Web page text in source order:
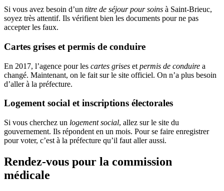
Si vous avez besoin d’un titre de séjour pour soins à Saint-Brieuc,
soyez très attentif. Ils vérifient bien les documents pour ne pas
accepter les faux.
Cartes grises et permis de conduire
En 2017, l’agence pour les cartes grises et permis de conduire a
changé. Maintenant, on le fait sur le site officiel. On n’a plus besoin
d’aller à la préfecture.
Logement social et inscriptions électorales
Si vous cherchez un logement social, allez sur le site du
gouvernement. Ils répondent en un mois. Pour se faire enregistrer
pour voter, c’est à la préfecture qu’il faut aller aussi.
Rendez-vous pour la commission
médicale